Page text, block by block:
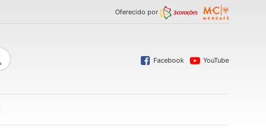
Oferecido por
Facebook YouTube